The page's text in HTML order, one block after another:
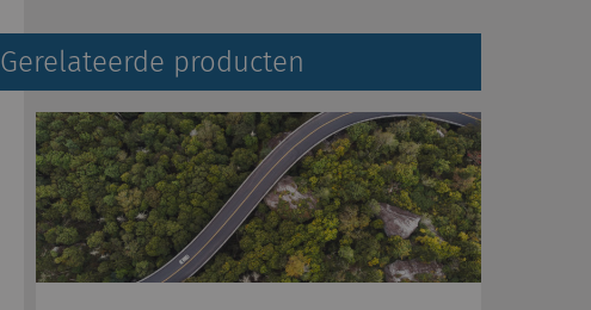
Gerelateerde producten